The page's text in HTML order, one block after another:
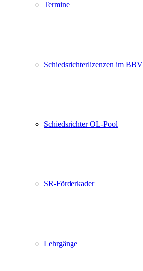
Termine
Schiedsrichterlizenzen im BBV
Schiedsrichter OL-Pool
SR-Förderkader
Lehrgänge